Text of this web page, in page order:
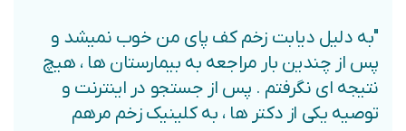
"به دلیل دیابت زخم کف پای من خوب نمیشد و
پس از چندین بار مراجعه به بیمارستان ها ، هیچ
نتیجه ای نگرفتم . پس از جستجو در اینترنت و
توصیه یکی از دکتر ها ، به کلینیک زخم مرهم